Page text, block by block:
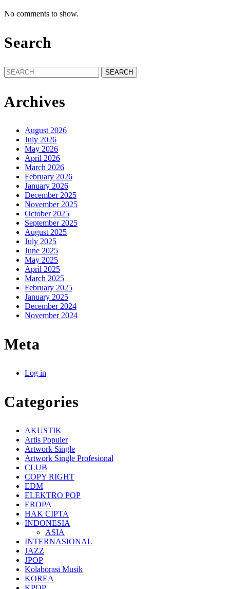
No comments to show.
Search
Search
for:
Archives
August 2026
July 2026
May 2026
April 2026
March 2026
February 2026
January 2026
December 2025
November 2025
October 2025
September 2025
August 2025
July 2025
June 2025
May 2025
April 2025
March 2025
February 2025
January 2025
December 2024
November 2024
Meta
Log in
Categories
AKUSTIK
Artis Populer
Artwork Single
Artwork Single Profesional
CLUB
COPY RIGHT
EDM
ELEKTRO POP
EROPA
HAK CIPTA
INDONESIA
ASIA
INTERNASIONAL
JAZZ
JPOP
Kolaborasi Musik
KOREA